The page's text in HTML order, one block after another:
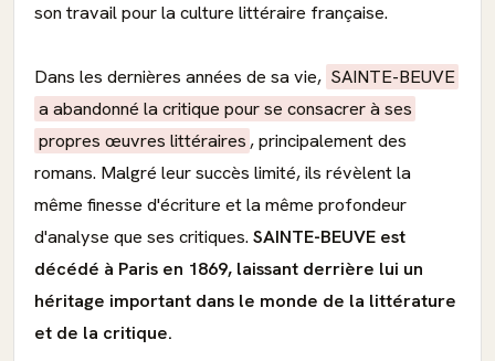
son travail pour la culture littéraire française.
Dans les dernières années de sa vie, SAINTE-BEUVE
a abandonné la critique pour se consacrer à ses
propres œuvres littéraires , principalement des
romans. Malgré leur succès limité, ils révèlent la
même finesse d'écriture et la même profondeur
d'analyse que ses critiques. SAINTE-BEUVE est
décédé à Paris en 1869, laissant derrière lui un
héritage important dans le monde de la littérature
et de la critique.